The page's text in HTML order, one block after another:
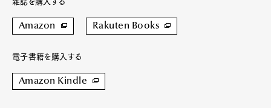
Amazon Rakuten Books
電子書籍を購入する
Amazon Kindle